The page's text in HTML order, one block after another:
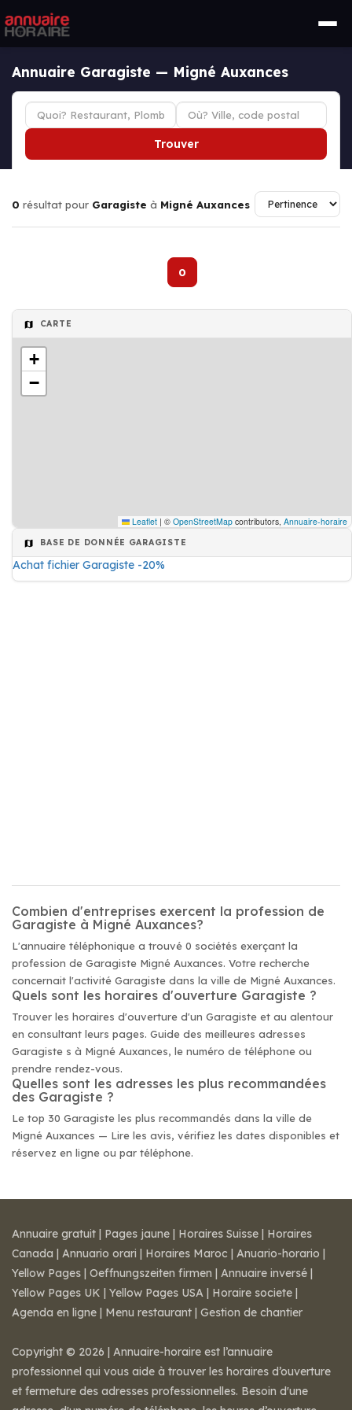
Annuaire Garagiste — Migné Auxances
Trouver
0 résultat pour Garagiste à Migné Auxances
0
CARTE
+
−
Leaflet | © OpenStreetMap contributors, Annuaire-horaire
BASE DE DONNÉE GARAGISTE
Achat fichier Garagiste -20%
Combien d'entreprises exercent la profession de
Garagiste à Migné Auxances?
L'annuaire téléphonique a trouvé 0 sociétés exerçant la
profession de Garagiste Migné Auxances. Votre recherche
concernait l'activité Garagiste dans la ville de Migné Auxances.
Quels sont les horaires d'ouverture Garagiste ?
Trouver les horaires d'ouverture d'un Garagiste et au alentour
en consultant leurs pages. Guide des meilleures adresses
Garagiste s à Migné Auxances, le numéro de téléphone ou
prendre rendez-vous.
Quelles sont les adresses les plus recommandées
des Garagiste ?
Le top 30 Garagiste les plus recommandés dans la ville de
Migné Auxances — Lire les avis, vérifiez les dates disponibles et
réservez en ligne ou par téléphone.
Annuaire gratuit | Pages jaune | Horaires Suisse | Horaires
Canada | Annuario orari | Horaires Maroc | Anuario-horario |
Yellow Pages | Oeffnungszeiten firmen | Annuaire inversé |
Yellow Pages UK | Yellow Pages USA | Horaire societe |
Agenda en ligne | Menu restaurant | Gestion de chantier
Copyright © 2026 | Annuaire-horaire est l’annuaire
professionnel qui vous aide à trouver les horaires d’ouverture
et fermeture des adresses professionnelles. Besoin d'une